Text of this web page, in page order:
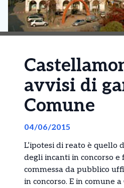
avvisi di
Comune
04/06/2015
L’ipotesi di reato è
degli incanti in concorso e
commessa da pubblico
in concorso. E in comune